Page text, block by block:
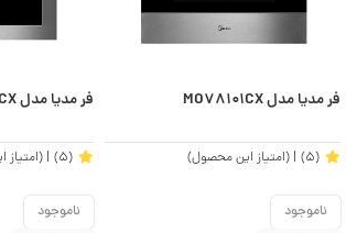
فر مدیا مدل MO78101CX
(5) | (امتیاز این محصول)
ناموجود
فر مدیا مدل MO78100CX
(5)
|
ناموجود